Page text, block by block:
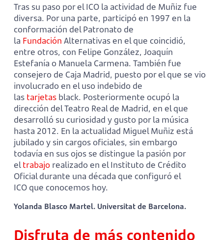
Tras su paso por el ICO la actividad de Muñiz fue
diversa. Por una parte, participó en 1997 en la
conformación del Patronato de
la Fundación Alternativas en el que coincidió,
entre otros, con Felipe González, Joaquín
Estefanía o Manuela Carmena. También fue
consejero de Caja Madrid, puesto por el que se vio
involucrado en el uso indebido de
las tarjetas black. Posteriormente ocupó la
dirección del Teatro Real de Madrid, en el que
desarrolló su curiosidad y gusto por la música
hasta 2012. En la actualidad Miguel Muñiz está
jubilado y sin cargos oficiales, sin embargo
todavía en sus ojos se distingue la pasión por
eltrabajo realizado en el Instituto de Crédito
Oficial durante una década que configuró el
ICO que conocemos hoy.
Yolanda Blasco Martel. Universitat de Barcelona.
Disfruta de más contenido